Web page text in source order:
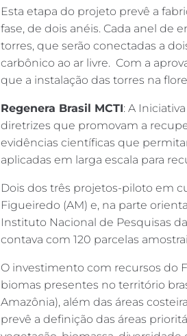
Esta etapa do projeto prevê a
fase, de dois anéis. Cada anel de
torres, que serão conectadas a
carbônico ao ar livre. Com a
que a instalação das torres na
Regenera Brasil MCTI: A
diretrizes que promovam a
evidências científicas que
aplicadas em larga escala para
Dois dos três projetos-piloto em
Figueiredo (AM) e, na parte
Instituto Nacional de Pesquisas
contava com 120 parcelas
O investimento com recursos do
biomas presentes no território
Amazônia), além das áreas
prevê a definição das áreas